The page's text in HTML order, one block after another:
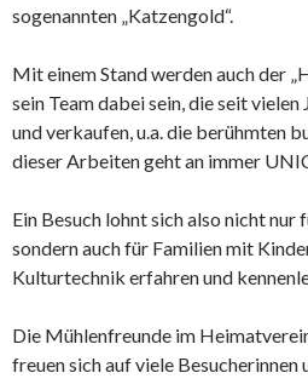
sogenannten „Katzengold“.
Mit einem Stand werden auch der
sein Team dabei sein, die seit
und verkaufen, u.a. die berühmten
dieser Arbeiten geht an immer
Ein Besuch lohnt sich also nicht nur
sondern auch für Familien mit
Kulturtechnik erfahren und
Die Mühlenfreunde im
freuen sich auf viele Besucherinnen